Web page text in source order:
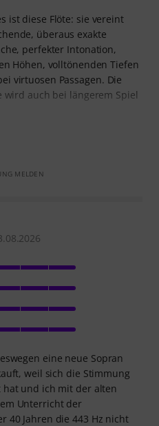
ist diese Flöte: sie vereint
überaus exakte
perfekter Intonation,
Höhen, volltönenden Tiefen
virtuosen Passagen. Die
auch bei längerem Spiel
MELDEN
eine neue Sopran
weil sich die Stimmung
hat und ich mit der alten
Unterricht der
40 Jahren die 443 Hz nicht